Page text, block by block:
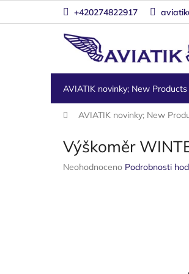
+420274822917
AVIATIK novinky; New Products
AVIATIK novinky; New
Výškoměr
Průměrné
Neohodnoceno Podrobnosti